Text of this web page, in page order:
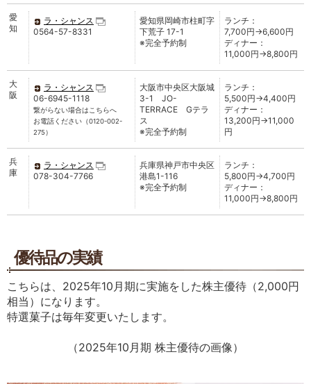
愛
知
ラ・シャンス
0564-57-8331
愛知県岡崎市柱町字
下荒子 17-1
※完全予約制
ランチ：
7,700円→6,600円
ディナー：
11,000円→8,800円
大
阪
ラ・シャンス
06-6945-1118
繋がらない場合はこちらへ
お電話ください（0120-002-
275）
大阪市中央区大阪城
3-1 JO-
TERRACE Gテラ
ス
※完全予約制
ランチ：
5,500円→4,400円
ディナー：
13,200円→11,000
円
兵
庫
ラ・シャンス
078-304-7766
兵庫県神戸市中央区
港島1-116
※完全予約制
ランチ：
5,800円→4,700円
ディナー：
11,000円→8,800円
優待品の実績
こちらは、2025年10月期に実施をした株主優待（2,000円
相当）になります。
特選菓子は毎年変更いたします。
（2025年10月期 株主優待の画像）